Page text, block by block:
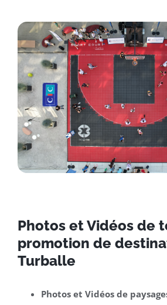
Photos et Vidéos de
promotion de
Turballe
Photos et Vidéos de